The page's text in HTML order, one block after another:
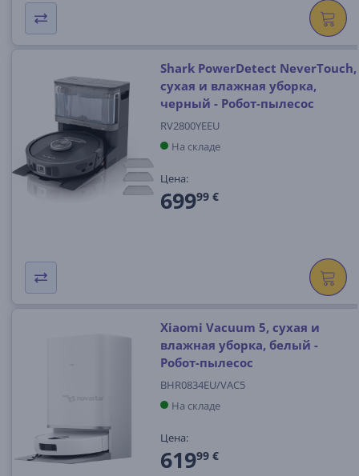
Shark PowerDetect NeverTouch,
сухая и влажная уборка,
черный - Робот-пылесос
RV2800YEEU
На складе
Цена:
69999 €
Xiaomi Vacuum 5, сухая и
влажная уборка, белый -
Робот-пылесос
BHR0834EU/VAC5
На складе
Цена:
61999 €